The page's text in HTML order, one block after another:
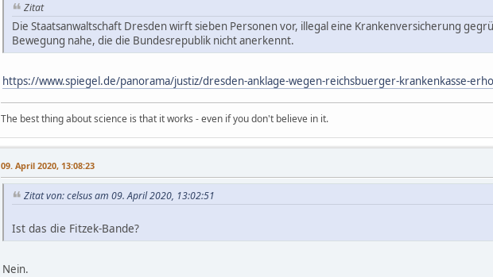
Zitat
Die Staatsanwaltschaft Dresden wirft sieben Personen vor, illegal eine Krankenversicherung
Bewegung nahe, die die Bundesrepublik nicht anerkennt.
https://www.spiegel.de/panorama/justiz/dresden-anklage-wegen-reichsbuerger-krankenkasse-
The best thing about science is that it works - even if you don't believe in it.
09. April 2020, 13:08:23
Zitat von: celsus am 09. April 2020, 13:02:51
Ist das die Fitzek-Bande?
Nein.